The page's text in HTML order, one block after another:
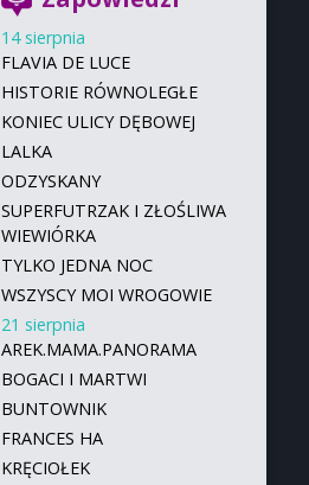
14 sierpnia
FLAVIA DE LUCE
HISTORIE RÓWNOLEGŁE
KONIEC ULICY DĘBOWEJ
LALKA
ODZYSKANY
SUPERFUTRZAK I ZŁOŚLIWA
WIEWIÓRKA
TYLKO JEDNA NOC
WSZYSCY MOI WROGOWIE
21 sierpnia
AREK.MAMA.PANORAMA
BOGACI I MARTWI
BUNTOWNIK
FRANCES HA
KRĘCIOŁEK